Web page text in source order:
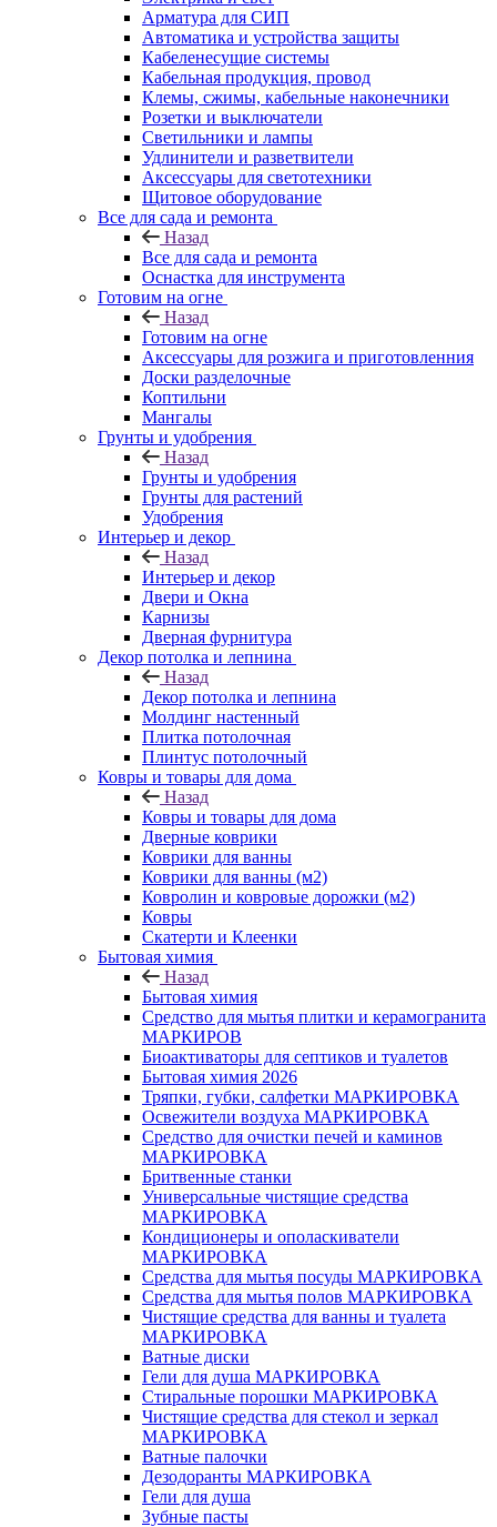
Арматура для СИП
Автоматика и устройства защиты
Кабеленесущие системы
Кабельная продукция, провод
Клемы, сжимы, кабельные наконечники
Розетки и выключатели
Светильники и лампы
Удлинители и разветвители
Аксессуары для светотехники
Щитовое оборудование
Все для сада и ремонта
Назад
Все для сада и ремонта
Оснастка для инструмента
Готовим на огне
Назад
Готовим на огне
Аксессуары для розжига и приготовленния
Доски разделочные
Коптильни
Мангалы
Грунты и удобрения
Назад
Грунты и удобрения
Грунты для растений
Удобрения
Интерьер и декор
Назад
Интерьер и декор
Двери и Окна
Карнизы
Дверная фурнитура
Декор потолка и лепнина
Назад
Декор потолка и лепнина
Молдинг настенный
Плитка потолочная
Плинтус потолочный
Ковры и товары для дома
Назад
Ковры и товары для дома
Дверные коврики
Коврики для ванны
Коврики для ванны (м2)
Ковролин и ковровые дорожки (м2)
Ковры
Скатерти и Клеенки
Бытовая химия
Назад
Бытовая химия
Средство для мытья плитки и керамогранита
МАРКИРОВ
Биоактиваторы для септиков и туалетов
Бытовая химия 2026
Тряпки, губки, салфетки МАРКИРОВКА
Освежители воздуха МАРКИРОВКА
Средство для очистки печей и каминов
МАРКИРОВКА
Бритвенные станки
Универсальные чистящие средства
МАРКИРОВКА
Кондиционеры и ополаскиватели
МАРКИРОВКА
Средства для мытья посуды МАРКИРОВКА
Средства для мытья полов МАРКИРОВКА
Чистящие средства для ванны и туалета
МАРКИРОВКА
Ватные диски
Гели для душа МАРКИРОВКА
Стиральные порошки МАРКИРОВКА
Чистящие средства для стекол и зеркал
МАРКИРОВКА
Ватные палочки
Дезодоранты МАРКИРОВКА
Гели для душа
Зубные пасты